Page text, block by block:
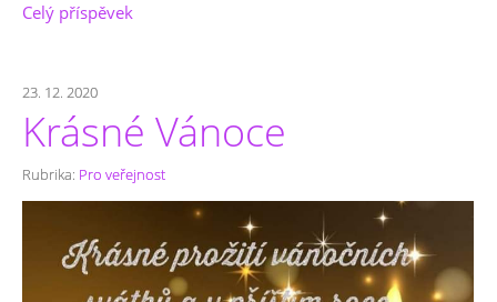
Celý příspěvek
23. 12. 2020
Krásné Vánoce
Rubrika: Pro veřejnost